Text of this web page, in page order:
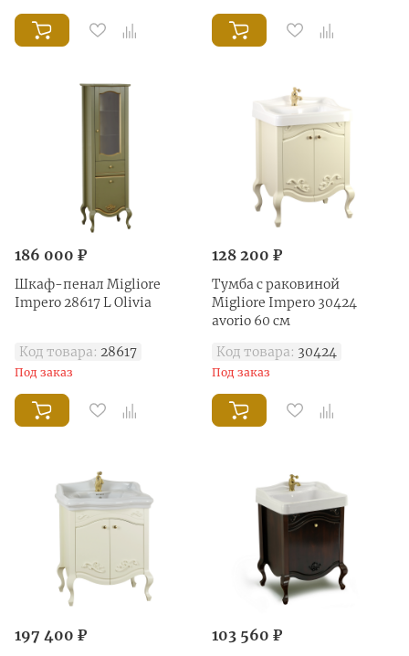
186 000 ₽
Шкаф-пенал Migliore
Impero 28617 L Olivia
Код товара: 28617
Под заказ
128 200 ₽
Тумба с раковиной
Migliore Impero 30424
avorio 60 см
Код товара: 30424
Под заказ
197 400 ₽ 103 560 ₽